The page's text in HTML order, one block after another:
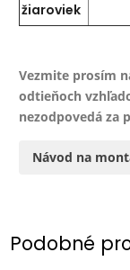
žiaroviek
Vezmite prosím
odtieňoch
nezodpovedá za
Návod na
Podobné